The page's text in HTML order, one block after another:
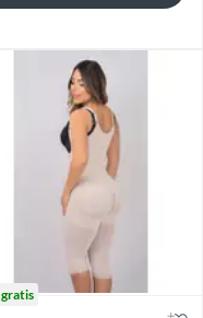
gratis